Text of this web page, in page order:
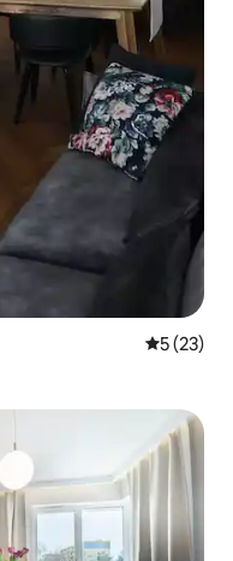
평점 5점
5 (23)